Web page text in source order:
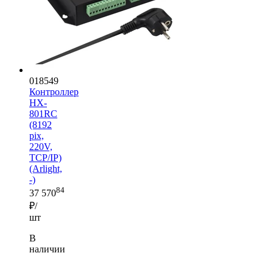
018549
Контроллер
HX-
801RC
(8192
pix,
220V,
TCP/IP)
(Arlight,
-)
37 57084
₽/
шт
В
наличии